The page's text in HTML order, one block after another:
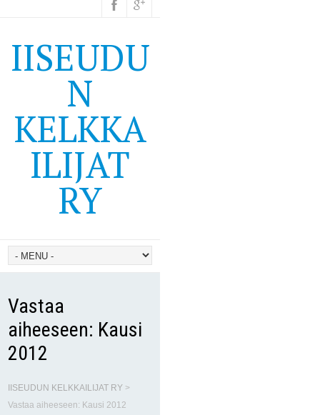
IISEUDU
N
KELKKA
ILIJAT
RY
Vastaa
aiheeseen: Kausi
2012
IISEUDUN KELKKAILIJAT RY >
Vastaa aiheeseen: Kausi 2012